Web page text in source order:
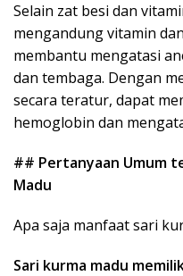
Selain zat besi dan
mengandung vitamin
membantu mengatasi
dan tembaga. Dengan
secara teratur, dapat
hemoglobin dan
## Pertanyaan Umum
Madu
Apa saja manfaat sari
Sari kurma madu